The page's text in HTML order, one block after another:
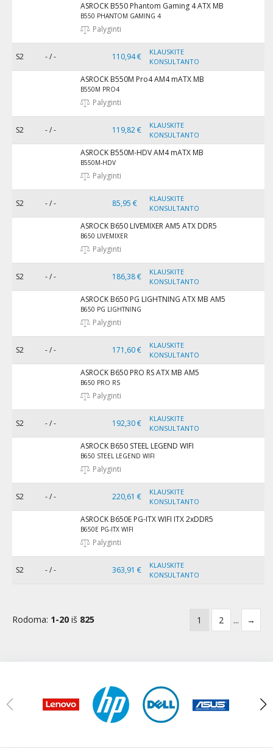
ASROCK B550 Phantom Gaming 4 ATX MB
B550 PHANTOM GAMING 4
Palyginti
S2 - / - 110,94 €
KLAUSKITE
KONSULTANTO
ASROCK B550M Pro4 AM4 mATX MB
B550M PRO4
Palyginti
S2 - / - 119,82 €
KLAUSKITE
KONSULTANTO
ASROCK B550M-HDV AM4 mATX MB
B550M-HDV
Palyginti
S2 - / - 85,95 €
KLAUSKITE
KONSULTANTO
ASROCK B650 LIVEMIXER AM5 ATX DDR5
B650 LIVEMIXER
Palyginti
S2 - / - 186,38 €
KLAUSKITE
KONSULTANTO
ASROCK B650 PG LIGHTNING ATX MB AM5
B650 PG LIGHTNING
Palyginti
S2 - / - 171,60 €
KLAUSKITE
KONSULTANTO
ASROCK B650 PRO RS ATX MB AM5
B650 PRO RS
Palyginti
S2 - / - 192,30 €
KLAUSKITE
KONSULTANTO
ASROCK B650 STEEL LEGEND WIFI
B650 STEEL LEGEND WIFI
Palyginti
S2 - / - 220,61 €
KLAUSKITE
KONSULTANTO
ASROCK B650E PG-ITX WIFI ITX 2xDDR5
B650E PG-ITX WIFI
Palyginti
S2 - / - 363,91 €
KLAUSKITE
KONSULTANTO
1 2 ... →
Rodoma: 1-20 iš 825